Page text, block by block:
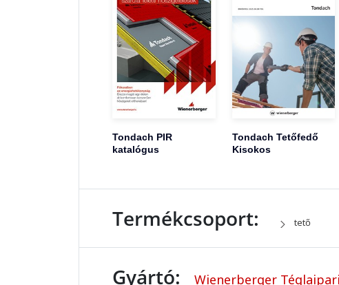
Tondach PIR
katalógus
Tondach Tetőfedő
Kisokos
Termékcsoport: tető
Gyártó: Wienerberger